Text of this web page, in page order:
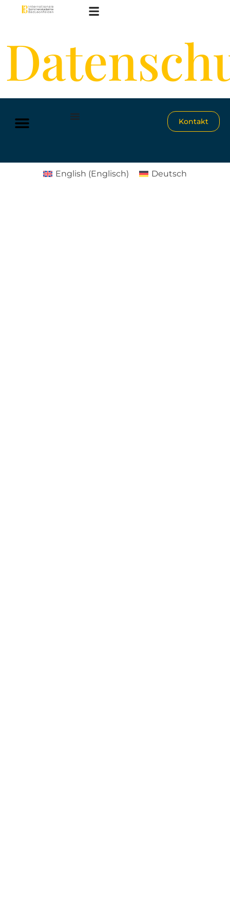
Kontakt
English (Englisch) Deutsch